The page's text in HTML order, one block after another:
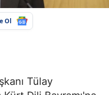
Ol
Tülay